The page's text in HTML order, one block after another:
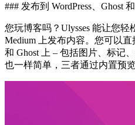
### 发布到 WordPress、Ghost
您玩博客吗？Ulysses 能让您轻
Medium 上发布内容。您可以直
和 Ghost 上 – 包括图片、标记
也一样简单，三者通过内置预